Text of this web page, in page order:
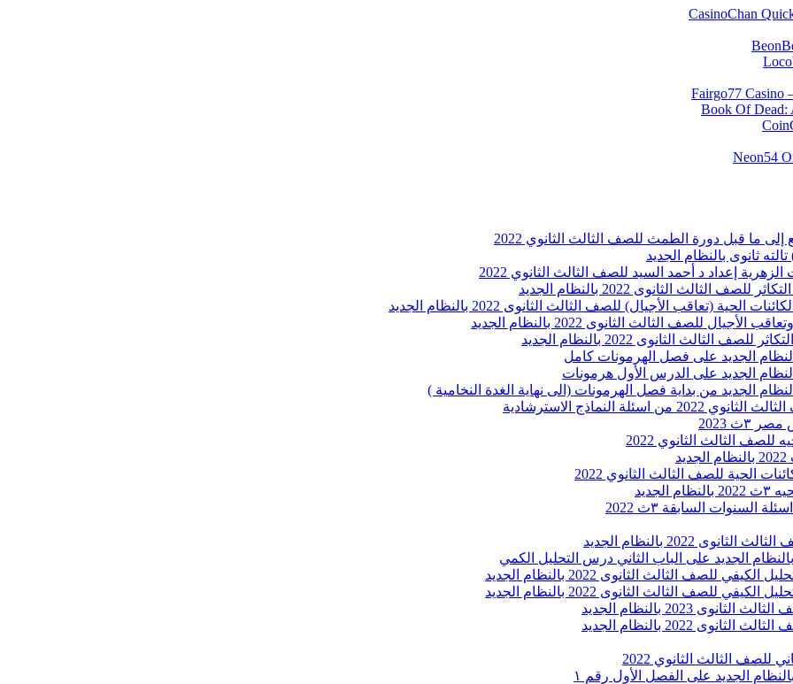
CasinoChan
Fairgo77 Casino
Book Of Dead:
Neon54
ما قبل دورة الطمث للصف الثالث الثانوي 2022
إعداد د أحمد السيد للصف الثالث الثانوي 2022
الثانوى 2022 بالنظام الجديد
(تعاقب الأجيال) للصف الثالث الثانوى 2022 بالنظام الجديد
للصف الثالث الثانوى 2022 بالنظام الجديد
الثانوى 2022 بالنظام الجديد
النماذج الاسترشادية
2023
الثالث الثانوي 2022
الحية للصف الثالث الثانوي 2022
السابقة ٣ث 2022
2022 بالنظام الجديد
للصف الثالث الثانوي 2022